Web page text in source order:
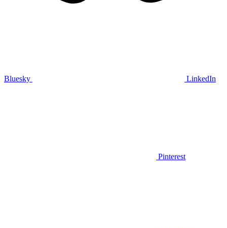
Bluesky LinkedIn
Pinterest